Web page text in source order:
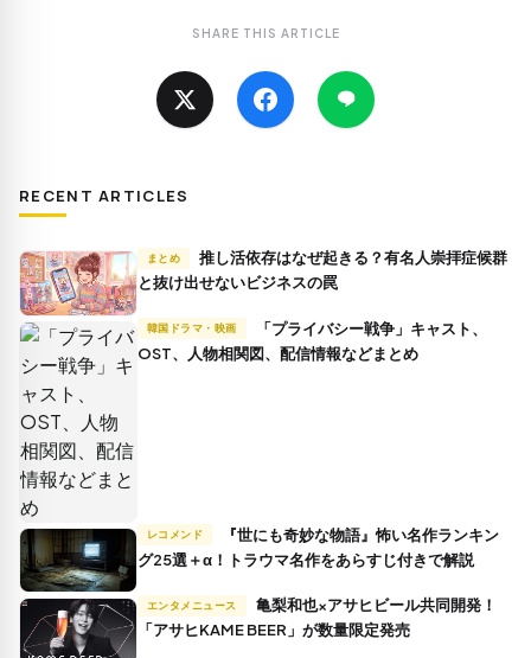
SHARE THIS ARTICLE
RECENT ARTICLES
まとめ
推し活依存はなぜ起きる？有名人崇拝症候群
と抜け出せないビジネスの罠
韓国ドラマ・映画
OST、人物相関図、配信情報などまとめ
レコメンド
グ25選＋α！トラウマ名作をあらすじ付きで解説
エンタメニュース
「アサヒKAME BEER」が数量限定発売